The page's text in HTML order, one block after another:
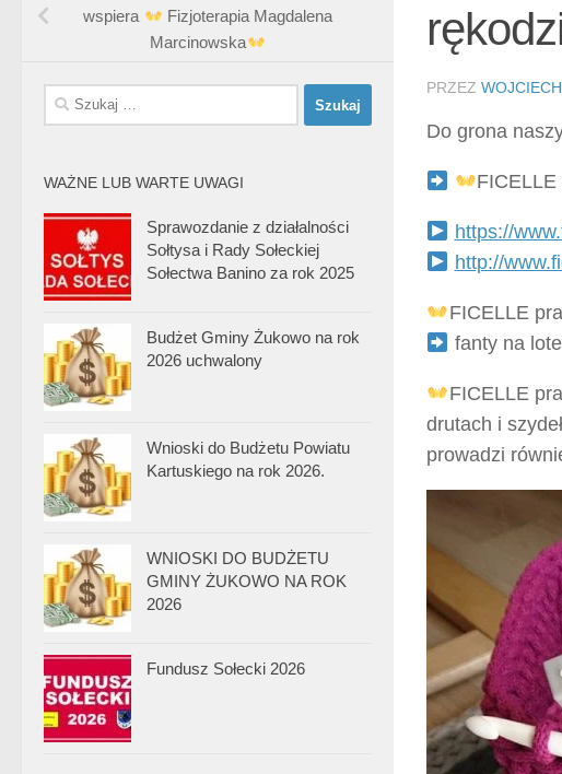
PRZEZ
Do grona
FICELLE
https://
http://
FICELLE
fanty na
FICELLE
drutach i
prowadzi
wspiera
Fizjoterapia Magdalena
Marcinowska
Szukaj:
WAŻNE LUB WARTE UWAGI
Sprawozdanie z działalności
Sołtysa i Rady Sołeckiej
Sołectwa Banino za rok 2025
Budżet Gminy Żukowo na rok
2026 uchwalony
Wnioski do Budżetu Powiatu
Kartuskiego na rok 2026.
WNIOSKI DO BUDŻETU
GMINY ŻUKOWO NA ROK
2026
Fundusz Sołecki 2026